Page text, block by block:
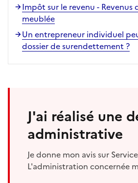
Impôt sur le revenu - Revenus
meublée
Un entrepreneur individuel
dossier de surendettement ?
J'ai réalisé une
administrative
Je donne mon avis sur
L'administration concernée